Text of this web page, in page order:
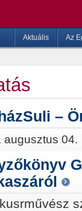
Aktuális Az
–
augusztus 04.